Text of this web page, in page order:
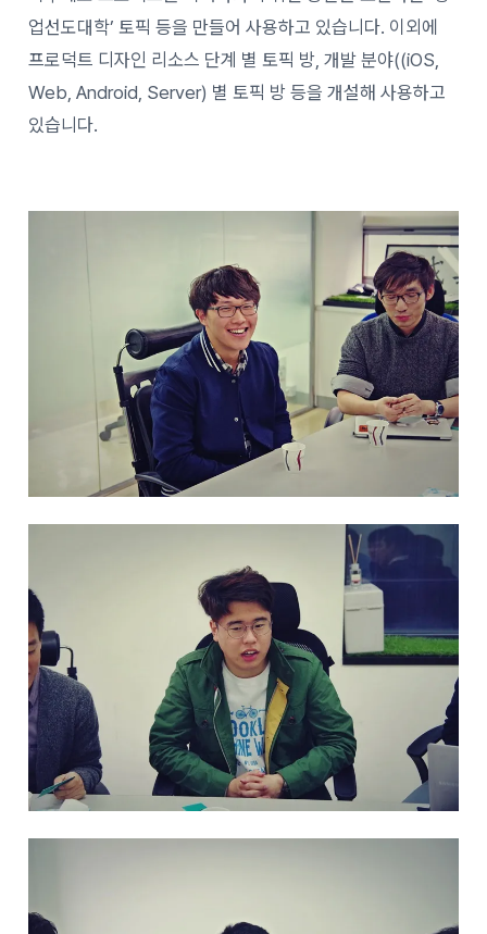
업선도대학’ 토픽 등을 만들어 사용하고 있습니다. 이외에
프로덕트 디자인 리소스 단계 별 토픽 방, 개발 분야((iOS,
Web, Android, Server) 별 토픽 방 등을 개설해 사용하고
있습니다.